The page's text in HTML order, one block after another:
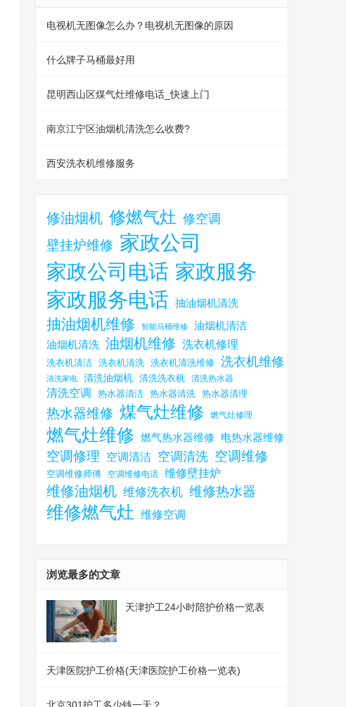
电视机无图像怎么办？电视机无图像的原因
什么牌子马桶最好用
昆明西山区煤气灶维修电话_快速上门
南京江宁区油烟机清洗怎么收费?
西安洗衣机维修服务
修油烟机 修燃气灶 修空调
壁挂炉维修 家政公司
家政公司电话 家政服务
家政服务电话 抽油烟机清洗
抽油烟机维修 智能马桶维修
油烟机清洁
油烟机清洗 油烟机维修 洗衣机修理
洗衣机清洁 洗衣机清洗 洗衣机清洗维修 洗衣机维修
清洗家电 清洗油烟机 清洗洗衣机 清洗热水器
清洗空调 热水器清洁 热水器清洗 热水器清理
热水器维修 煤气灶维修 燃气灶修理
燃气灶维修 燃气热水器维修 电热水器维修
空调修理 空调清洁 空调清洗 空调维修
空调维修师傅 空调维修电话 维修壁挂炉
维修油烟机 维修洗衣机 维修热水器
维修燃气灶 维修空调
浏览最多的文章
天津护工24小时陪护价格一览表
天津医院护工价格(天津医院护工价格一览表)